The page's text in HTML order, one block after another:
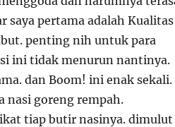
saya pertama adalah Kualitas
penting nih untuk para
ini tidak menurun nantinya.
dan Boom! ini enak sekali.
nasi goreng rempah.
tiap butir nasinya. dimulut